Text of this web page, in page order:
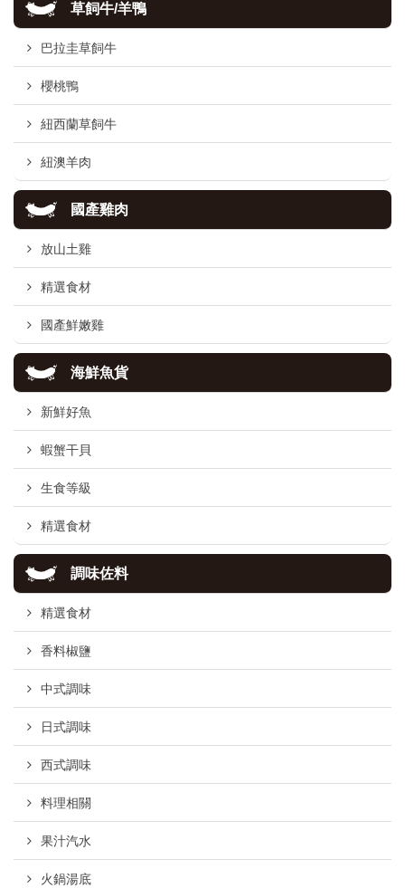
草飼牛/羊鴨
巴拉圭草飼牛
櫻桃鴨
紐西蘭草飼牛
紐澳羊肉
國產雞肉
放山土雞
精選食材
國產鮮嫩雞
海鮮魚貨
新鮮好魚
蝦蟹干貝
生食等級
精選食材
調味佐料
精選食材
香料椒鹽
中式調味
日式調味
西式調味
料理相關
果汁汽水
火鍋湯底